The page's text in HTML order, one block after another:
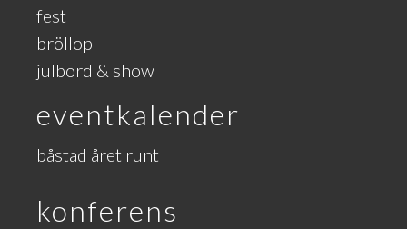
fest
bröllop
julbord & show
eventkalender
båstad året runt
konferens